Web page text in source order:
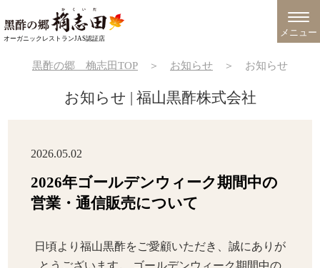
オーガニックレストランJAS認証店
メニュー
黒酢の郷 桷志田TOP ＞ お知らせ ＞ お知らせ
お知らせ | 福山黒酢株式会社
2026.05.02
2026年ゴールデンウィーク期間中の
営業・通信販売について
日頃より福山黒酢をご愛顧いただき、誠にありが